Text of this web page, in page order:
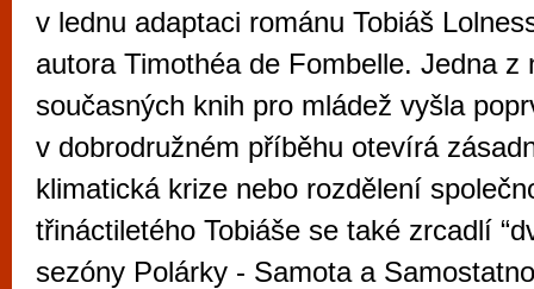
v lednu adaptaci románu Tobiáš
autora Timothéa de Fombelle. Jedna z
současných knih pro mládež vyšla
v dobrodružném příběhu otevírá
klimatická krize nebo rozdělení
třináctiletého Tobiáše se také zrcadlí
sezóny Polárky - Samota a
Brno je
zajímavé
restaurace,
Mimo jiné je ale také místem, kde si
vyzkoušet různé kasinové hry. V
metropoli naleznete širokou nabídku her
po moderní automaty jak pro pravidelné
příležitostné hráče. V...